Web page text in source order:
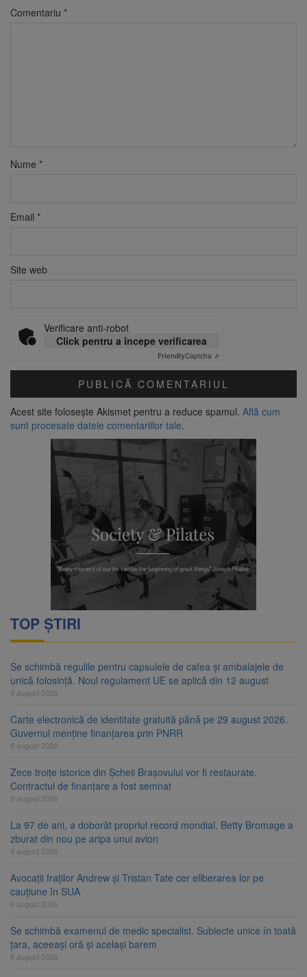
Comentariu *
Nume *
Email *
Site web
Verificare anti-robot
Click pentru a începe verificarea
FriendlyCaptcha ⇗
Acest site folosește Akismet pentru a reduce spamul. Află cum
sunt procesate datele comentariilor tale.
TOP ȘTIRI
Se schimbă regulile pentru capsulele de cafea și ambalajele de
unică folosință. Noul regulament UE se aplică din 12 august
9 august 2026
Carte electronică de identitate gratuită până pe 29 august 2026.
Guvernul menține finanțarea prin PNRR
9 august 2026
Zece troițe istorice din Șcheii Brașovului vor fi restaurate.
Contractul de finanțare a fost semnat
9 august 2026
La 97 de ani, a doborât propriul record mondial. Betty Bromage a
zburat din nou pe aripa unui avion
9 august 2026
Avocații fraților Andrew și Tristan Tate cer eliberarea lor pe
cauțiune în SUA
9 august 2026
Se schimbă examenul de medic specialist. Subiecte unice în toată
țara, aceeași oră și același barem
8 august 2026